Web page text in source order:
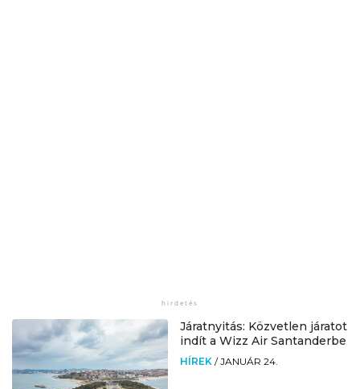
Járatnyitás: Közvetlen járatot
indít a Wizz Air Santanderbe
HÍREK /JANUÁR 24.